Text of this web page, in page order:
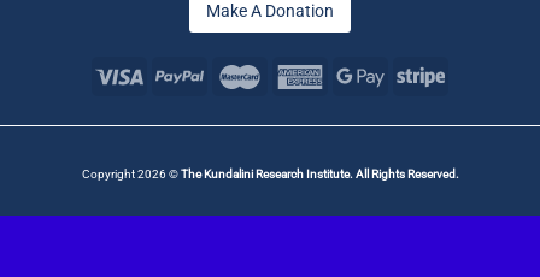
Make A Donation
Copyright 2026 ©The Kundalini Research Institute. All Rights Reserved.